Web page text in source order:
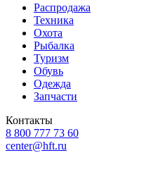
Распродажа
Техника
Охота
Рыбалка
Туризм
Обувь
Одежда
Запчасти
Контакты
8 800 777 73 60
center@hft.ru